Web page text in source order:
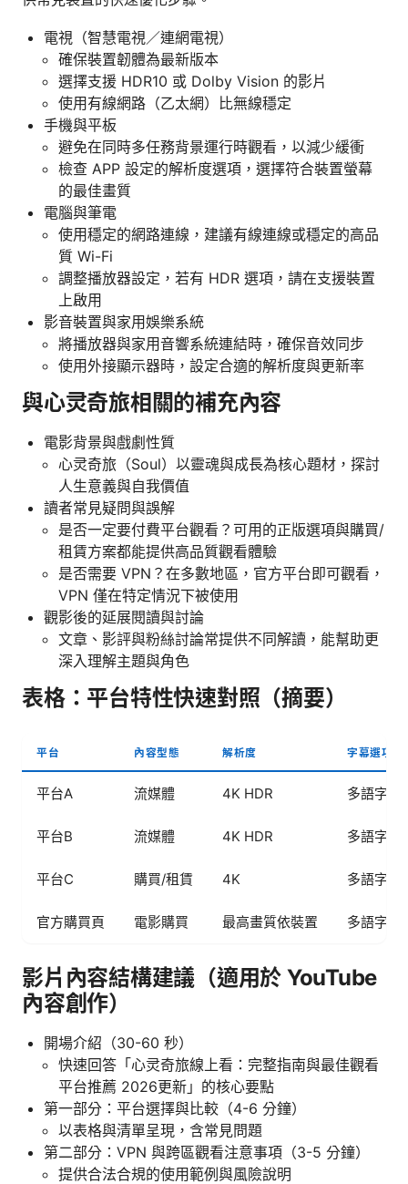
電視（智慧電視／連網電視）
確保裝置韌體為最新版本
選擇支援 HDR10 或 Dolby Vision 的影片
使用有線網路（乙太網）比無線穩定
手機與平板
避免在同時多任務背景運行時觀看，以減少緩衝
檢查 APP 設定的解析度選項，選擇符合裝置螢幕
的最佳畫質
電腦與筆電
使用穩定的網路連線，建議有線連線或穩定的高品
質 Wi-Fi
調整播放器設定，若有 HDR 選項，請在支援裝置
上啟用
影音裝置與家用娛樂系統
將播放器與家用音響系統連結時，確保音效同步
使用外接顯示器時，設定合適的解析度與更新率
與心灵奇旅相關的補充內容
電影背景與戲劇性質
心灵奇旅（Soul）以靈魂與成長為核心題材，探討
人生意義與自我價值
讀者常見疑問與誤解
是否一定要付費平台觀看？可用的正版選項與購買/
租賃方案都能提供高品質觀看體驗
是否需要 VPN？在多數地區，官方平台即可觀看，
VPN 僅在特定情況下被使用
觀影後的延展閱讀與討論
文章、影評與粉絲討論常提供不同解讀，能幫助更
深入理解主題與角色
表格：平台特性快速對照（摘要）
平台 內容型態 解析度 字幕選項
平台A 流媒體 4K HDR 多語字幕
平台B 流媒體 4K HDR 多語字幕
平台C 購買/租賃 4K 多語字幕
官方購買頁 電影購買 最高畫質依裝置 多語字幕
影片內容結構建議（適用於 YouTube
內容創作）
開場介紹（30-60 秒）
快速回答「心灵奇旅線上看：完整指南與最佳觀看
平台推薦 2026更新」的核心要點
第一部分：平台選擇與比較（4-6 分鐘）
以表格與清單呈現，含常見問題
第二部分：VPN 與跨區觀看注意事項（3-5 分鐘）
提供合法合規的使用範例與風險說明